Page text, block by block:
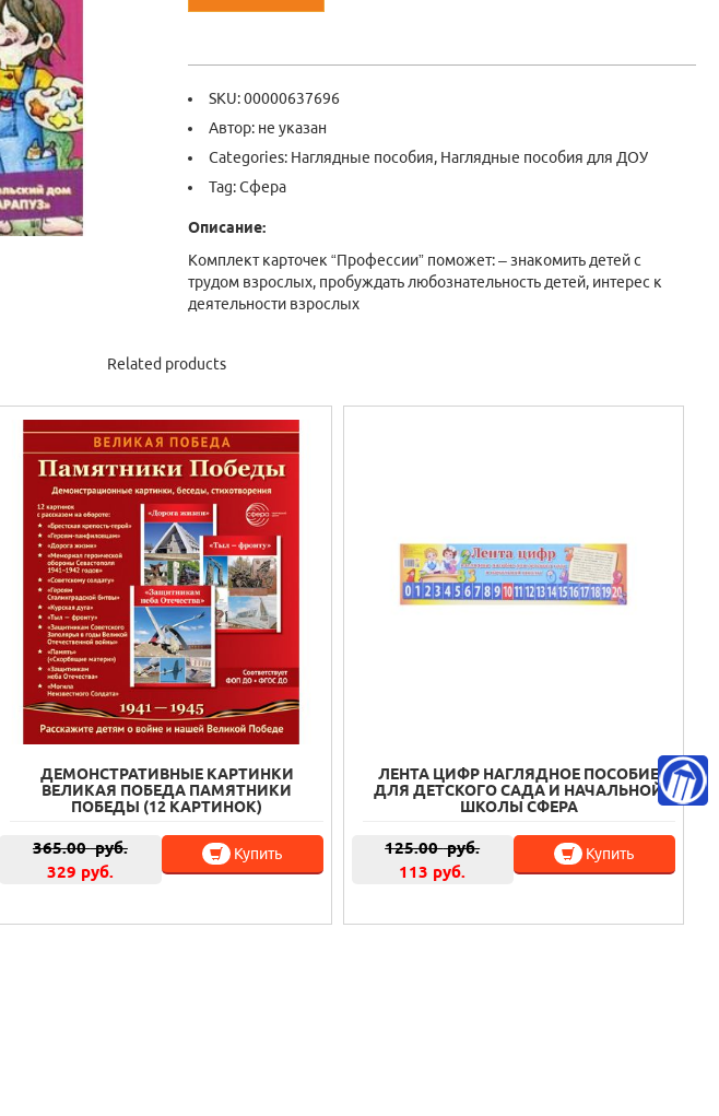
SKU:00000637696
Автор: не указан
Categories: Наглядные пособия, Наглядные пособия для ДОУ
Tag:Сфера
Описание:
Комплект карточек “Профессии” поможет: – знакомить детей с
трудом взрослых, пробуждать любознательность детей, интерес к
деятельности взрослых
Related products
ДЕМОНСТРАТИВНЫЕ КАРТИНКИ
ВЕЛИКАЯ ПОБЕДА ПАМЯТНИКИ
ПОБЕДЫ (12 КАРТИНОК)
365.00руб.
329 руб.
Купить
ЛЕНТА ЦИФР НАГЛЯДНОЕ ПОСОБИЕ
ДЛЯ ДЕТСКОГО САДА И НАЧАЛЬНОЙ
ШКОЛЫ СФЕРА
125.00руб.
113 руб.
Купить